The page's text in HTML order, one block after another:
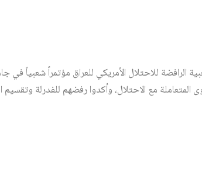
الرافضة للاحتلال الأمريكي للعراق مؤتمراً شعبياً في
المتعاملة مع الاحتلال، وأكدوا رفضهم للفدرلة وتقسيم